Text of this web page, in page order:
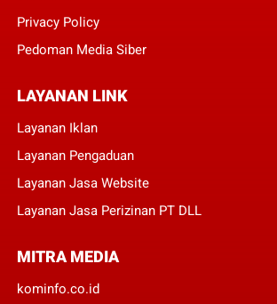
Privacy Policy
Pedoman Media Siber
LAYANAN LINK
Layanan Iklan
Layanan Pengaduan
Layanan Jasa Website
Layanan Jasa Perizinan PT DLL
MITRA MEDIA
kominfo.co.id